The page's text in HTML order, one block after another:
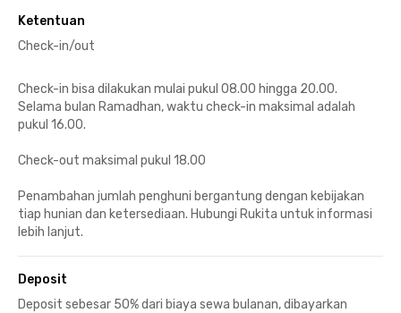
Ketentuan
Check-in/out
Check-in bisa dilakukan mulai pukul 08.00 hingga 20.00.
Selama bulan Ramadhan, waktu check-in maksimal adalah
pukul 16.00.
Check-out maksimal pukul 18.00
Penambahan jumlah penghuni bergantung dengan kebijakan
tiap hunian dan ketersediaan. Hubungi Rukita untuk informasi
lebih lanjut.
Deposit
Deposit sebesar 50% dari biaya sewa bulanan, dibayarkan